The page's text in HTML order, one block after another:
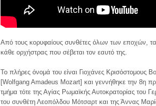
Από τους κορυφαίους συνθέτες όλων των εποχών,
κάθε ορχήστρας που σέβεται τον εαυτό της.
Το πλήρες όνομά του είναι Γιοχάνες Κρισόστομους
[Wolfgang Amadeus Mozart] και γεννήθηκε την 8η
τμήμα τότε της Αγίας Ρωμαϊκής Αυτοκρατορίας του
του συνθέτη Λεοπόλδου Μότσαρτ και της Άννας